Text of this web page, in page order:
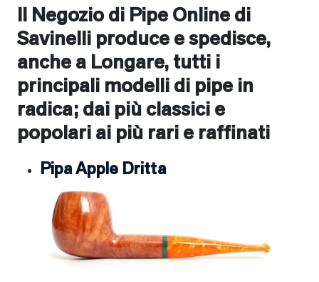
Il Negozio di Pipe Online di
Savinelli produce e spedisce,
anche a Longare, tutti i
principali modelli di pipe in
radica; dai più classici e
popolari ai più rari e raffinati
Pipa Apple Dritta